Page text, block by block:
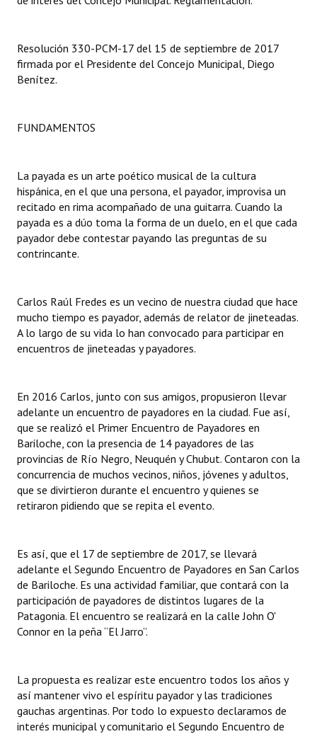
Digesto
DOCUMENTOS
Proyectos Presentados
Actas de Sesión
Informes de Unidad Coordinadora
Ejecución Presupuestaria
NORMATIVA
Comunicaciones
Resoluciones
Resoluciones de Presidencia
INSTITUCIONAL
Antiguos Pobladores
Noticias Destacadas
Datos Históricos
Premio al Mérito - Registro
Audiencias Públicas - Registro
Periodistas Decanos - Registro
Ciudadano Ilustre - Registro
Resolución 330-PCM-17 del 15 de septiembre de 2017
firmada por el Presidente del Concejo Municipal, Diego
Benítez.
FUNDAMENTOS
La payada es un arte poético musical de la cultura
hispánica, en el que una persona, el payador, improvisa un
recitado en rima acompañado de una guitarra. Cuando la
payada es a dúo toma la forma de un duelo, en el que cada
payador debe contestar payando las preguntas de su
contrincante.
Carlos Raúl Fredes es un vecino de nuestra ciudad que hace
mucho tiempo es payador, además de relator de jineteadas.
A lo largo de su vida lo han convocado para participar en
encuentros de jineteadas y payadores.
En 2016 Carlos, junto con sus amigos, propusieron llevar
adelante un encuentro de payadores en la ciudad. Fue así,
que se realizó el Primer Encuentro de Payadores en
Bariloche, con la presencia de 14 payadores de las
provincias de Río Negro, Neuquén y Chubut. Contaron con la
concurrencia de muchos vecinos, niños, jóvenes y adultos,
que se divirtieron durante el encuentro y quienes se
retiraron pidiendo que se repita el evento.
Es así, que el 17 de septiembre de 2017, se llevará
adelante el Segundo Encuentro de Payadores en San Carlos
de Bariloche. Es una actividad familiar, que contará con la
participación de payadores de distintos lugares de la
Patagonia. El encuentro se realizará en la calle John O'
Connor en la peña “El Jarro”.
La propuesta es realizar este encuentro todos los años y
así mantener vivo el espíritu payador y las tradiciones
gauchas argentinas. Por todo lo expuesto declaramos de
interés municipal y comunitario el Segundo Encuentro de